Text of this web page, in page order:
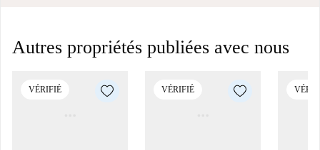
Autres propriétés publiées avec nous
VÉRIFIÉ VÉRIFIÉ